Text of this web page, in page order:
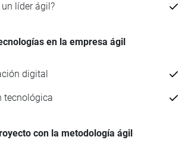
líder ágil?
en la empresa ágil
digital
tecnológica
con la metodología ágil